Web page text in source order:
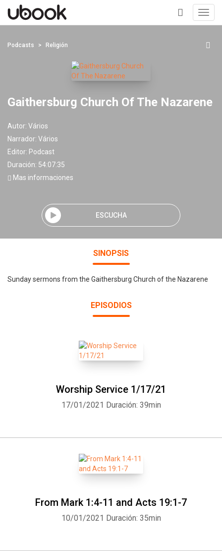
+
Podcasts Religión
Gaithersburg Church Of The Nazarene
Autor: Vários
Narrador: Vários
Editor: Podcast
Duración: 54:07:35
Mas informaciones
ESCUCHA
SINOPSIS
Sunday sermons from the Gaithersburg Church of the Nazarene
EPISODIOS
Worship Service 1/17/21
17/01/2021 Duración: 39min
From Mark 1:4-11 and Acts 19:1-7
10/01/2021 Duración: 35min